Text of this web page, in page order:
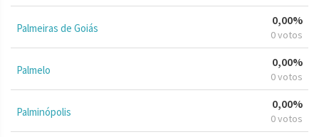
Palmeiras de Goiás
0,00%
0 votos
Palmelo
0,00%
0 votos
Palminópolis
0,00%
0 votos